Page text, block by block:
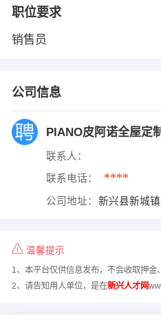
职位要求
销售员
公司信息
PIANO皮阿诺全屋定
联系人：
联系电话： ****
公司地址： 新兴县新城
温馨提示
1、本平台仅供信息发布，不会收取押金
2、请告知用人单位，是在新兴人才网